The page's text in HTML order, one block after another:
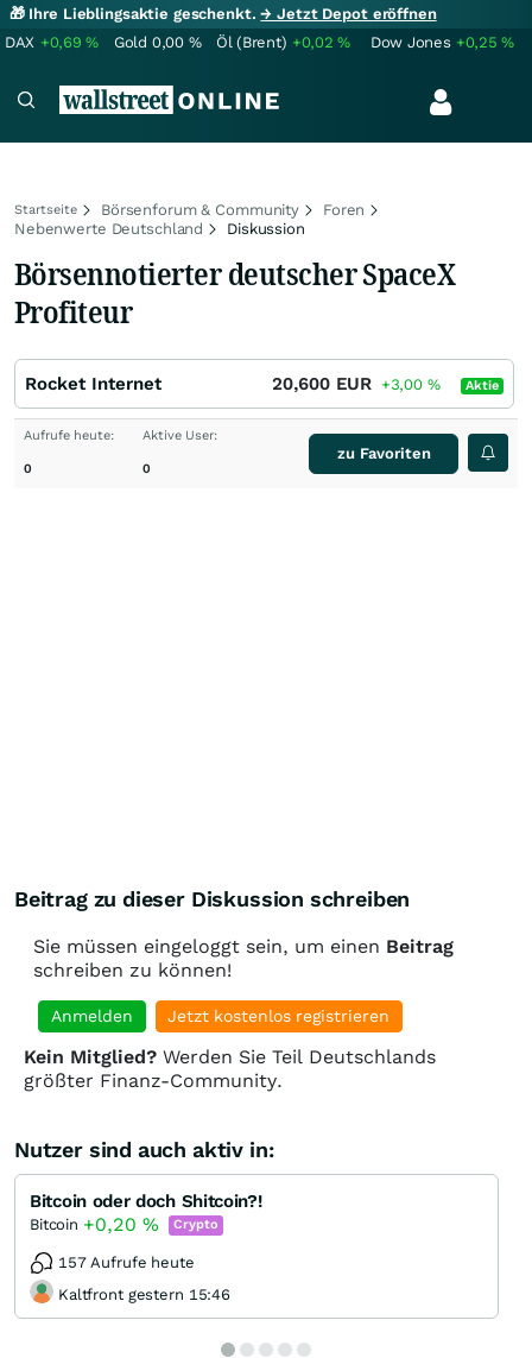
🎁 Ihre Lieblingsaktie geschenkt.→ Jetzt Depot eröffnen
DAX +0,69% Gold 0,00 % Öl (Brent) +0,02% Dow Jones +0,25%
Startseite Börsenforum & Community
Foren
Nebenwerte Deutschland
Diskussion
Börsennotierter deutscher SpaceX
Profiteur
Rocket Internet 20,600 EUR +3,00 % Aktie
Aufrufe heute:
0
Aktive User:
0
zu Favoriten
Beitrag zu dieser Diskussion schreiben
Sie müssen eingeloggt sein, um einen Beitrag
schreiben zu können!
Anmelden Jetzt kostenlos registrieren
Kein Mitglied? Werden Sie Teil Deutschlands
größter Finanz-Community.
Nutzer sind auch aktiv in:
Bitcoin oder doch Shitcoin?!
Bitcoin +0,20% Crypto
157 Aufrufe heute
Kaltfront gestern 15:46